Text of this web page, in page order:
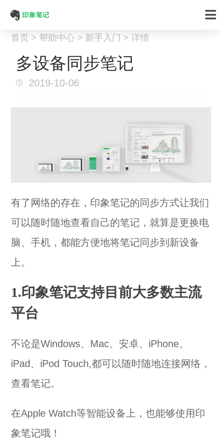
首页 > 帮助中心 > 新手入门 > 详情
多设备同步笔记
2019-10-06
有了网络的存在，印象笔记的同步方式让我们
可以随时随地查看自己的笔记，就算是更换电
脑、手机，都能方便地将笔记同步到新设备
上。
1.印象笔记支持目前大多数主流
平台
不论是Windows、Mac、安卓、iPhone、
iPad、iPod Touch,都可以随时随地连接网络，
查看笔记。
在Apple Watch等智能设备上，也能够使用印
象笔记哦！